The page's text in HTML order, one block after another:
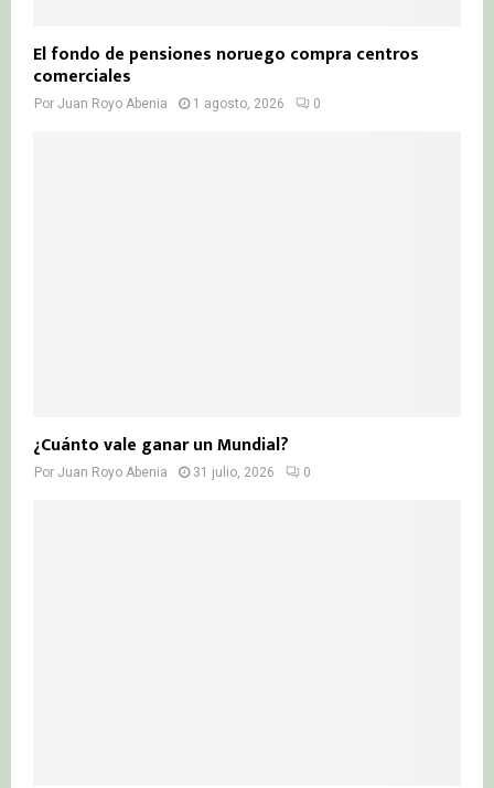
El fondo de pensiones noruego compra centros
comerciales
Por Juan Royo Abenia 1 agosto, 2026 0
¿Cuánto vale ganar un Mundial?
Por Juan Royo Abenia 31 julio, 2026 0